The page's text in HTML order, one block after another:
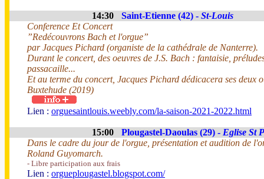
14:30 Saint-Etienne (42) - St-Louis
Conference Et Concert
”Redécouvrons Bach et l'orgue”
par Jacques Pichard (organiste de la cathédrale de Nanterre).
Durant le concert, des oeuvres de J.S. Bach : fantaisie,
passacaille...
Et au terme du concert, Jacques Pichard dédicacera ses deux
Buxtehude (2019)
Lien : orguesaintlouis.weebly.com/la-saison-2021-2022.html
15:00 Plougastel-Daoulas (29) - Eglise St
Dans le cadre du jour de l'orgue, présentation et audition de
Roland Guyomarch.
- Libre participation aux frais
Lien : orgueplougastel.blogspot.com/